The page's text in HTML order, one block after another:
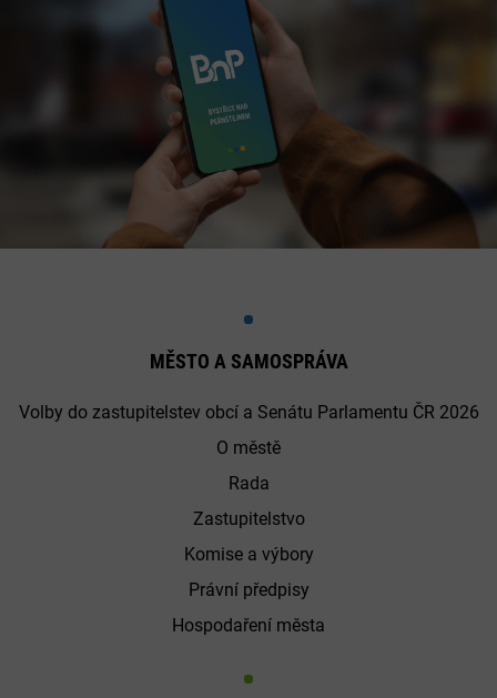
MĚSTO A SAMOSPRÁVA
Volby do zastupitelstev obcí a Senátu Parlamentu ČR 2026
O městě
Rada
Zastupitelstvo
Komise a výbory
Právní předpisy
Hospodaření města